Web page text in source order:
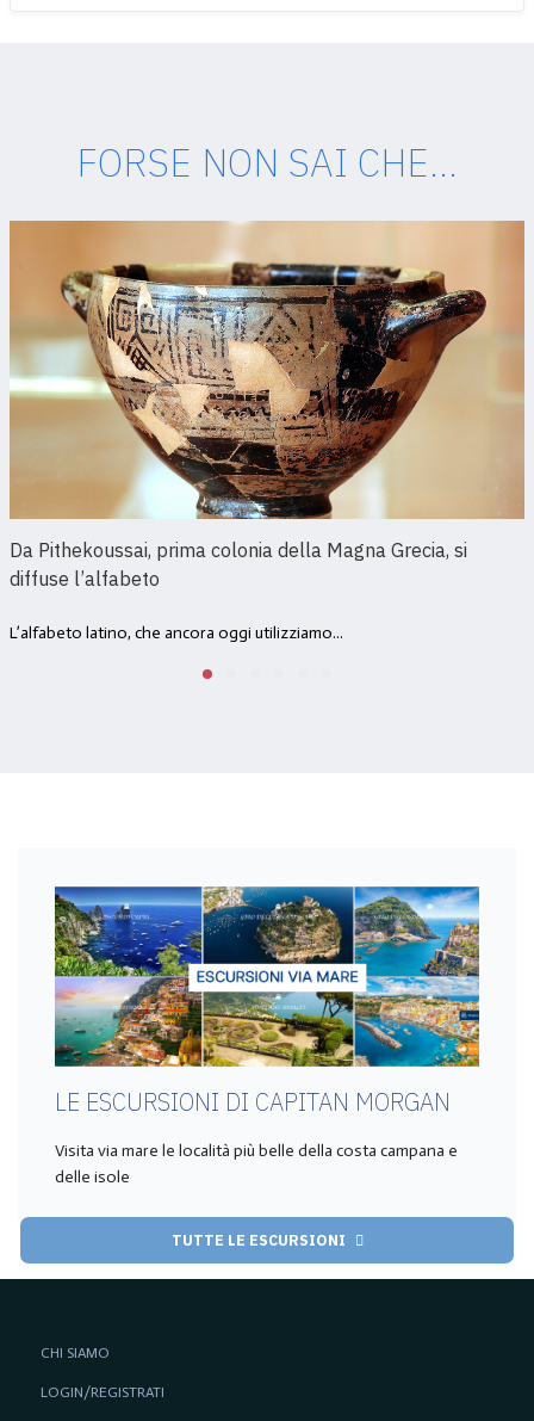
FORSE NON SAI CHE...
Da Pithekoussai, prima colonia della Magna Grecia, si
diffuse l’alfabeto
L’alfabeto latino, che ancora oggi utilizziamo...
LE ESCURSIONI DI CAPITAN MORGAN
Visita via mare le località più belle della costa campana e
delle isole
TUTTE LE ESCURSIONI
CHI SIAMO
LOGIN/REGISTRATI